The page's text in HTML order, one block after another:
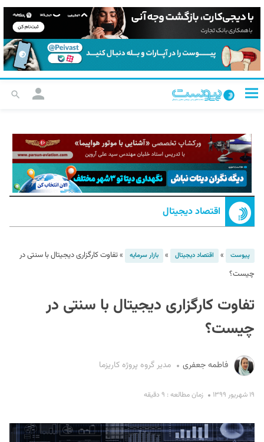
اقتصاد دیجیتال
پیوست » اقتصاد دیجیتال » بازار سرمایه »تفاوت کارگزاری دیجیتال با سنتی در
چیست؟
تفاوت کارگزاری دیجیتال با سنتی در
چیست؟
فاطمه جعفری ‌مدیر گروه پروژه کاریزما
۱۹ شهریور ۱۳۹۹ زمان مطالعه : ۹ دقیقه